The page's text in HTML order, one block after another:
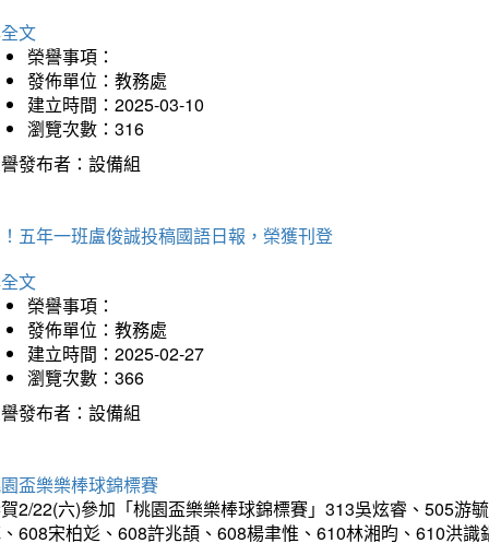
文
榮譽事項：
發佈單位：教務處
建立時間：2025-03-10
瀏覽次數：316
發布者：設備組
五年一班盧俊誠投稿國語日報，榮獲刊登
文
榮譽事項：
發佈單位：教務處
建立時間：2025-02-27
瀏覽次數：366
發布者：設備組
盃樂樂棒球錦標賽
2/22(六)參加「桃園盃樂樂棒球錦標賽」313吳炫睿、505游
608宋柏彣、608許兆頡、608楊聿惟、610林湘昀、610洪